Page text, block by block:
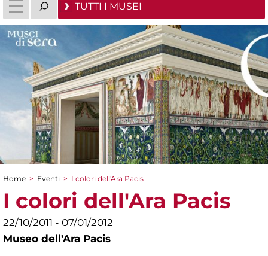
TUTTI I MUSEI
Tu sei qui
Home > Eventi > I colori dell'Ara Pacis
I colori dell'Ara Pacis
22/10/2011 - 07/01/2012
Museo dell'Ara Pacis